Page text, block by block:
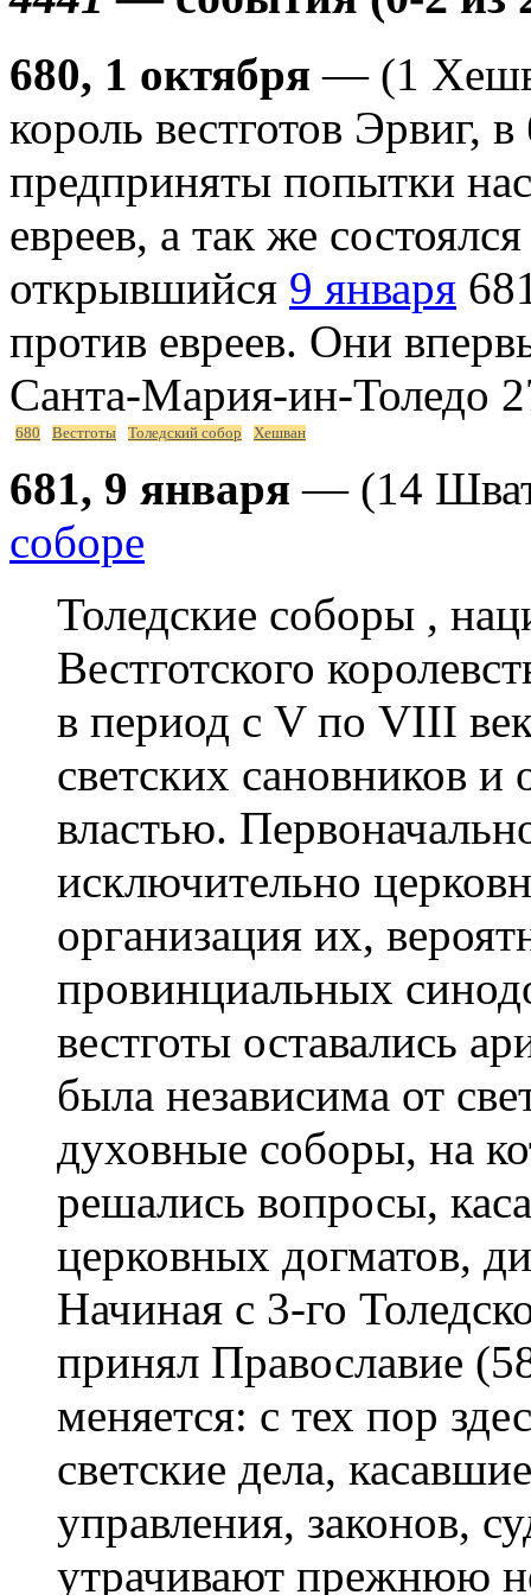
680, 1 октября — (1
король вестготов Эрвиг,
предприняты попытки
евреев, а так же
открывшийся 9 января
против евреев. Они
Санта-Мария-ин-Толедо
680 Вестготы Толедский собор Хешван
681, 9 января — (14
соборе
Толедские соборы ,
Вестготского
в период с V по VIII
светских сановников и
властью.
исключительно
организация их,
провинциальных
вестготы оставались
была независима от
духовные соборы, на
решались вопросы,
церковных догматов,
Начиная с 3-го
принял Православие
меняется: с тех пор
светские дела,
управления, законов,
утрачивают прежнюю